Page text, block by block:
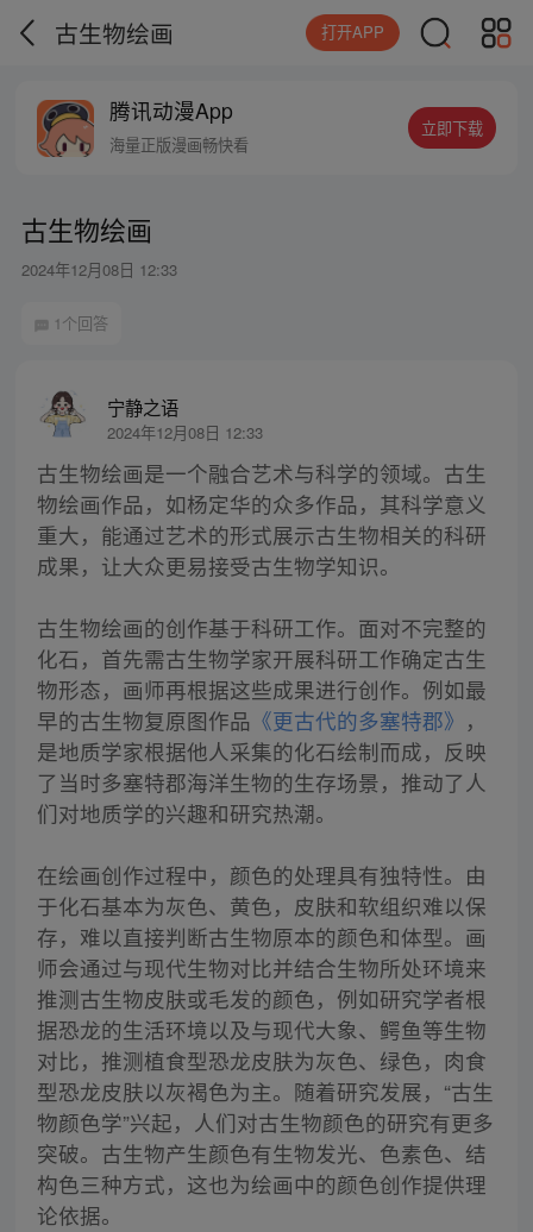
古生物绘画 打开APP
腾讯动漫App
海量正版漫画畅快看
立即下载
古生物绘画
2024年12月08日 12:33
1个回答
宁静之语
2024年12月08日 12:33
古生物绘画是一个融合艺术与科学的领域。古生
物绘画作品，如杨定华的众多作品，其科学意义
重大，能通过艺术的形式展示古生物相关的科研
成果，让大众更易接受古生物学知识。
古生物绘画的创作基于科研工作。面对不完整的
化石，首先需古生物学家开展科研工作确定古生
物形态，画师再根据这些成果进行创作。例如最
早的古生物复原图作品 《更古代的多塞特郡》 ，
是地质学家根据他人采集的化石绘制而成，反映
了当时多塞特郡海洋生物的生存场景，推动了人
们对地质学的兴趣和研究热潮。
在绘画创作过程中，颜色的处理具有独特性。由
于化石基本为灰色、黄色，皮肤和软组织难以保
存，难以直接判断古生物原本的颜色和体型。画
师会通过与现代生物对比并结合生物所处环境来
推测古生物皮肤或毛发的颜色，例如研究学者根
据恐龙的生活环境以及与现代大象、鳄鱼等生物
对比，推测植食型恐龙皮肤为灰色、绿色，肉食
型恐龙皮肤以灰褐色为主。随着研究发展，“古生
物颜色学”兴起，人们对古生物颜色的研究有更多
突破。古生物产生颜色有生物发光、色素色、结
构色三种方式，这也为绘画中的颜色创作提供理
论依据。